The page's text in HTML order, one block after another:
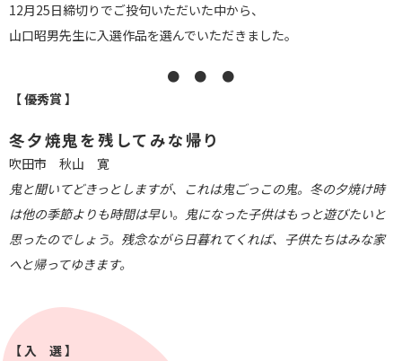
12月25日締切りでご投句いただいた中から、
山口昭男先生に入選作品を選んでいただきました。
● ● ●
【 優秀賞 】
冬夕焼鬼を残してみな帰り
吹田市 秋山 寛
鬼と聞いてどきっとしますが、これは鬼ごっこの鬼。冬の夕焼け時
は他の季節よりも時間は早い。鬼になった子供はもっと遊びたいと
思ったのでしょう。残念ながら日暮れてくれば、子供たちはみな家
へと帰ってゆきます。
【 入 選 】